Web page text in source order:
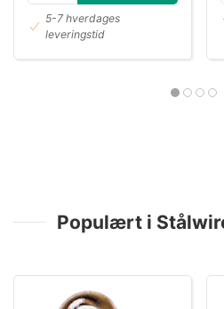
5-7 hverdages
leveringstid
Populært i